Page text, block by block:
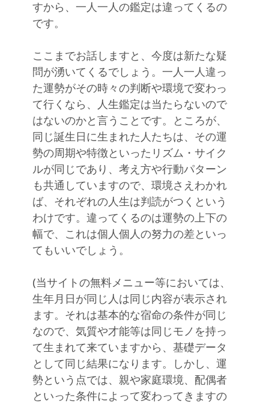
すから、一人一人の鑑定は違ってくるの
です。
ここまでお話しますと、今度は新たな疑
問が湧いてくるでしょう。一人一人違っ
た運勢がその時々の判断や環境で変わっ
て行くなら、人生鑑定は当たらないので
はないのかと言うことです。ところが、
同じ誕生日に生まれた人たちは、その運
勢の周期や特徴といったリズム・サイク
ルが同じであり、考え方や行動パターン
も共通していますので、環境さえわかれ
ば、それぞれの人生は判読がつくという
わけです。違ってくるのは運勢の上下の
幅で、これは個人個人の努力の差といっ
てもいいでしょう。
(当サイトの無料メニュー等においては、
生年月日が同じ人は同じ内容が表示され
ます。それは基本的な宿命の条件が同じ
なので、気質や才能等は同じモノを持っ
て生まれて来ていますから、基礎データ
として同じ結果になります。しかし、運
勢という点では、親や家庭環境、配偶者
といった条件によって変わってきますの